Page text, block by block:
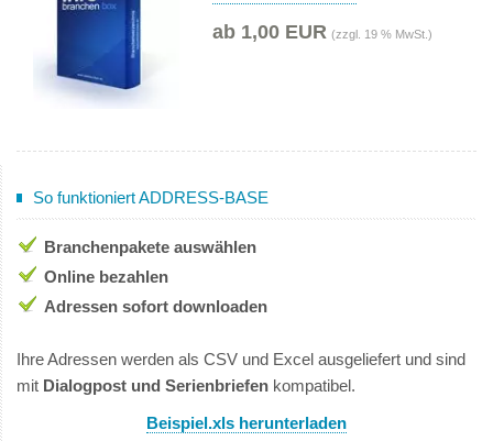
ab 1,00 EUR (zzgl. 19 % MwSt.)
So funktioniert ADDRESS-BASE
Branchenpakete auswählen
Online bezahlen
Adressen sofort downloaden
Ihre Adressen werden als CSV und Excel ausgeliefert und sind
mit Dialogpost und Serienbriefen kompatibel.
Beispiel.xls herunterladen